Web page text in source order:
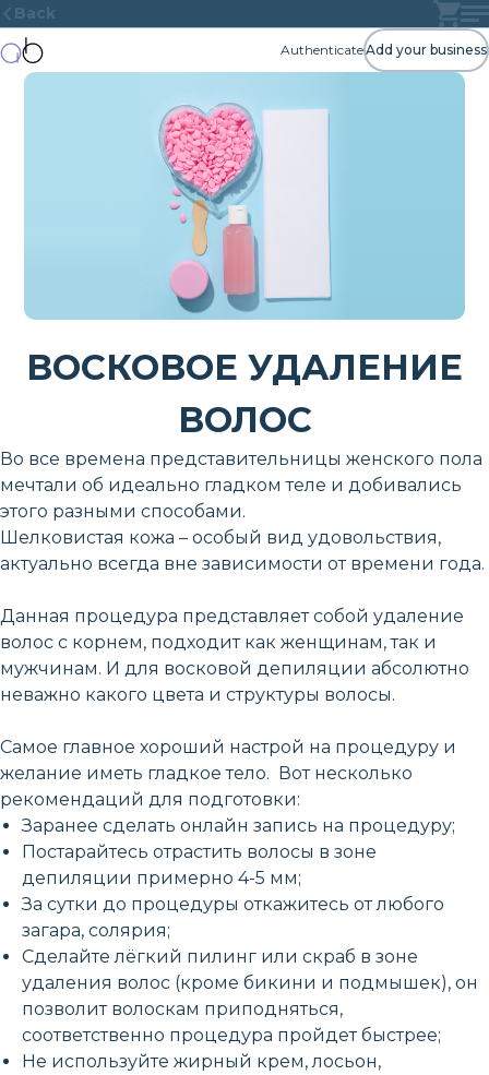
Back
AuthenticateAdd your business
ВОСКОВОЕ УДАЛЕНИЕ
ВОЛОС
Во все времена представительницы женского пола
мечтали об идеально гладком теле и добивались
этого разными способами.
Шелковистая кожа – особый вид удовольствия,
актуально всегда вне зависимости от времени года.
Данная процедура представляет собой удаление
волос с корнем, подходит как женщинам, так и
мужчинам. И для восковой депиляции абсолютно
неважно какого цвета и структуры волосы.
Самое главное хороший настрой на процедуру и
желание иметь гладкое тело. Вот несколько
рекомендаций для подготовки:
Заранее сделать онлайн запись на процедуру;
Постарайтесь отрастить волосы в зоне
депиляции примерно 4-5 мм;
За сутки до процедуры откажитесь от любого
загара, солярия;
Сделайте лёгкий пилинг или скраб в зоне
удаления волос (кроме бикини и подмышек), он
позволит волоскам приподняться,
соответственно процедура пройдет быстрее;
Не используйте жирный крем, лосьон,